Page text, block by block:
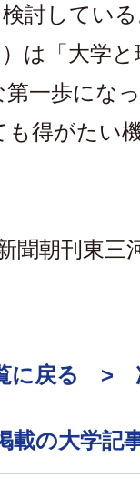
討してい
は「大学
一歩にな
得がたい
聞朝刊東三
に戻る >
載の大学記